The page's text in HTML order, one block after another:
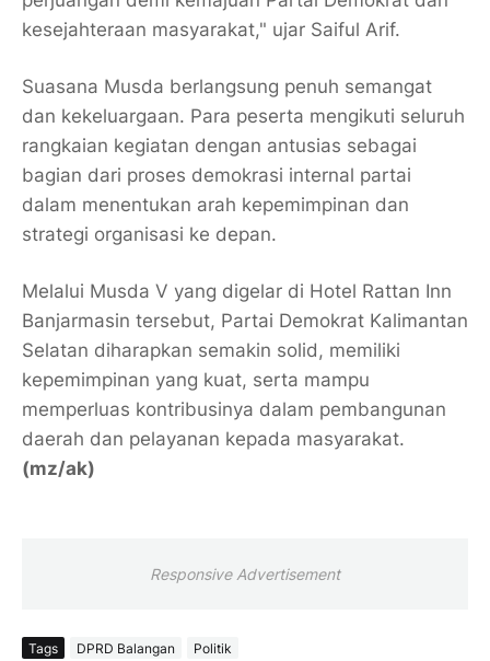
kesejahteraan masyarakat," ujar Saiful Arif.
Suasana Musda berlangsung penuh semangat
dan kekeluargaan. Para peserta mengikuti seluruh
rangkaian kegiatan dengan antusias sebagai
bagian dari proses demokrasi internal partai
dalam menentukan arah kepemimpinan dan
strategi organisasi ke depan.
Melalui Musda V yang digelar di Hotel Rattan Inn
Banjarmasin tersebut, Partai Demokrat Kalimantan
Selatan diharapkan semakin solid, memiliki
kepemimpinan yang kuat, serta mampu
memperluas kontribusinya dalam pembangunan
daerah dan pelayanan kepada masyarakat.
(mz/ak)
Responsive Advertisement
Tags DPRD Balangan Politik